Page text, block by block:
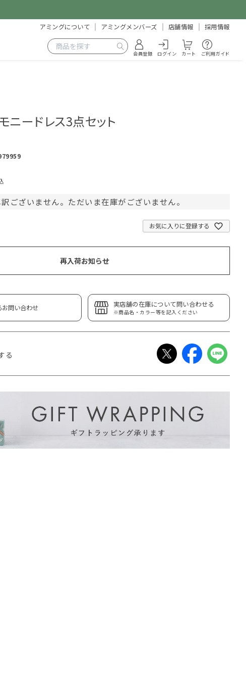
アミングについて アミングメンバーズ 店舗情報 採用情報
会員登録 ログイン カート ご利用ガイド
ニードレス3点セット
ございません。ただいま在庫がございません。
お気に入りに登録する
再入荷お知らせ
問い合わせ 実店舗の在庫について問い合わせる
※商品名・カラー等を記入ください
る